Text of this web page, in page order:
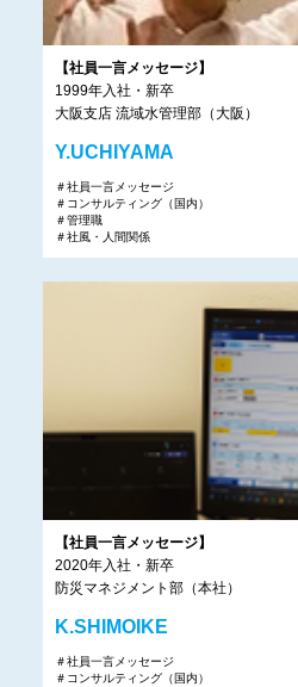
【社員一言メッセージ】
1999年入社・新卒
大阪支店 流域水管理部（大阪）
Y.UCHIYAMA
＃社員一言メッセージ
＃コンサルティング（国内）
＃管理職
＃社風・人間関係
【社員一言メッセージ】
2020年入社・新卒
防災マネジメント部（本社）
K.SHIMOIKE
＃社員一言メッセージ
＃コンサルティング（国内）